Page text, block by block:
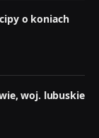
o koniach
woj. lubuskie